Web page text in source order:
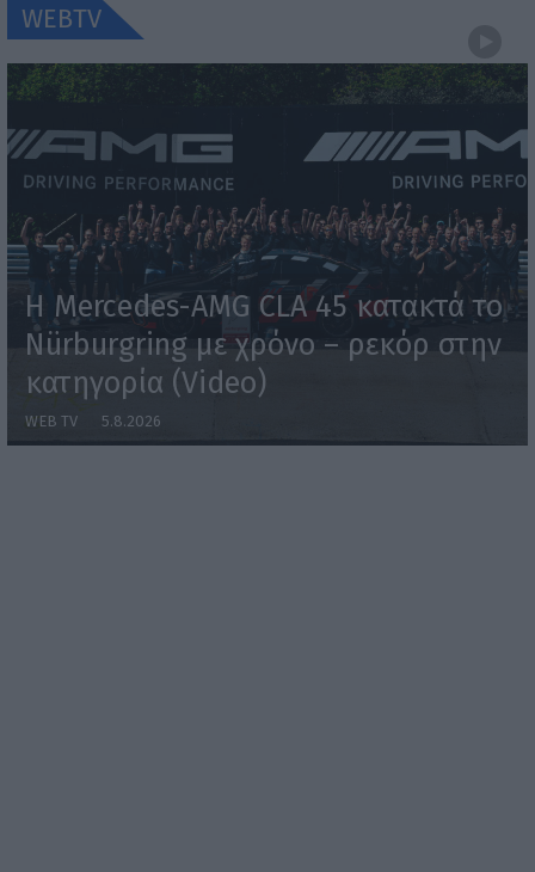
WEBTV
Η Mercedes-AMG CLA 45 κατακτά το
Nürburgring με χρόνο – ρεκόρ στην
κατηγορία (Video)
WEB TV 5.8.2026